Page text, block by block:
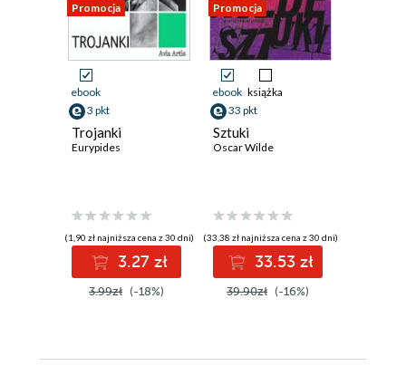
Promocja
ebook
3 pkt
Trojanki
Eurypides
(1,90 zł najniższa cena z 30 dni)
3.27 zł
3.99zł (-18%)
Promocja
ebook książka
33 pkt
Sztuki
Oscar Wilde
(33,38 zł najniższa cena z 30 dni)
33.53 zł
39.90zł (-16%)